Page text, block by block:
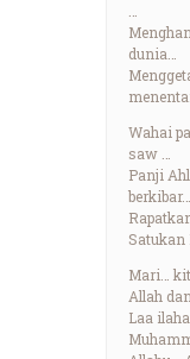
dunia…
Wahai
saw …
Panji
berkibar….
Satukan
Mari…
Allah
Laa